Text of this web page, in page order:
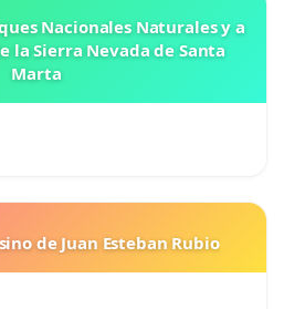
Nacionales Naturales y a
la Sierra Nevada de Santa
Marta
de Juan Esteban Rubio